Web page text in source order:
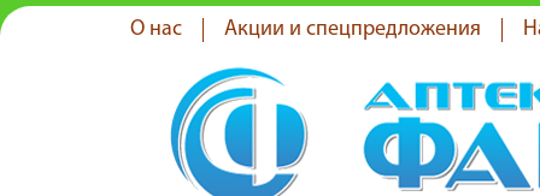
О нас Акции и спецпредложения